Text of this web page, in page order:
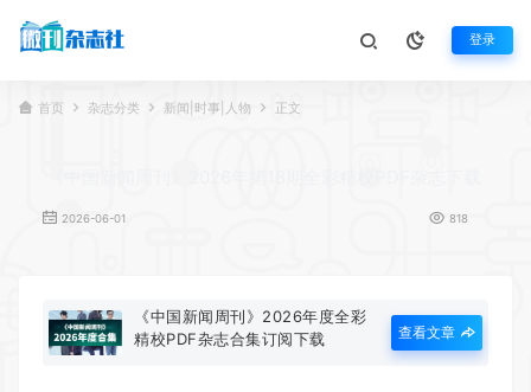
登录
首页 杂志分类 新闻|时事|人物 正文
2026-06-01 818
《中国新闻周刊》2026年度全彩
精校PDF杂志合集订阅下载
查看文章